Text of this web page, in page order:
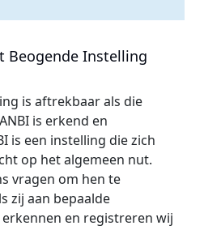
Beogende Instelling
is aftrekbaar als die
is erkend en
is een instelling die zich
op het algemeen nut.
vragen om hen te
zij aan bepaalde
en registreren wij